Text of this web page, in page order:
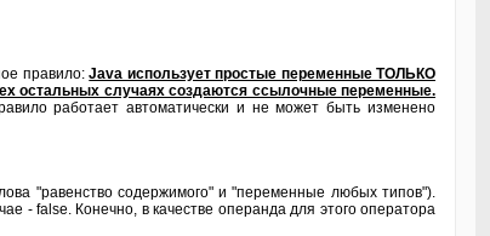
правило:Java использует простые переменные ТОЛЬКО
остальных случаях создаются ссылочные переменные.
работает автоматически и не может быть изменено
"равенство содержимого" и "переменные любых типов").
- false. Конечно, в качестве операнда для этого оператора